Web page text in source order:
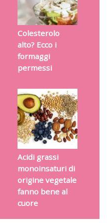
Colesterolo
alto? Ecco i
formaggi
permessi
Acidi grassi
monoinsaturi di
origine vegetale
fanno bene al
cuore